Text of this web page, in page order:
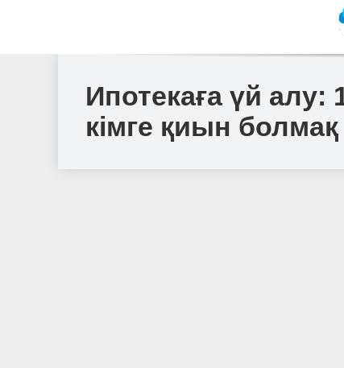
Ипотекаға үй алу:
кімге қиын болмақ